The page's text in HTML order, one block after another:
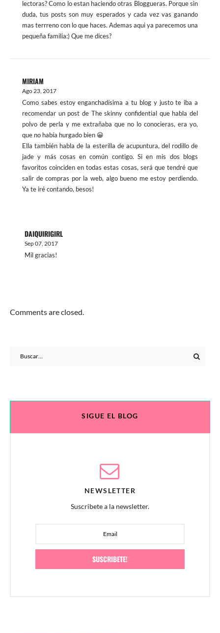
lectoras? Como lo estan haciendo otras Bloggueras. Porque sin
duda, tus posts son muy esperados y cada vez vas ganando
mas terrreno con lo que haces. Ademas aqui ya parecemos una
pequeña familia:) Que me dices?
MIRIAM
Ago 23, 2017
Como sabes estoy enganchadísima a tu blog y justo te iba a
recomendar un post de The skinny confidential que habla del
polvo de perla y me extrañaba que no lo conocieras, era yo,
que no había hurgado bien 😀
Ella también habla de la esterilla de acupuntura, del rodillo de
jade y más cosas en común contigo. Si en mis dos blogs
favoritos coinciden en todas estas cosas, será que tendré que
salir de compras por la web, algo bueno me estoy perdiendo.
Ya te iré contando, besos!
DAIQUIRIGIRL
Sep 07, 2017
Mil gracias!
Comments are closed.
SIGUE EL BLOG
NEWSLETTER
Suscribete a la newsletter.
SUSCRIBETE!